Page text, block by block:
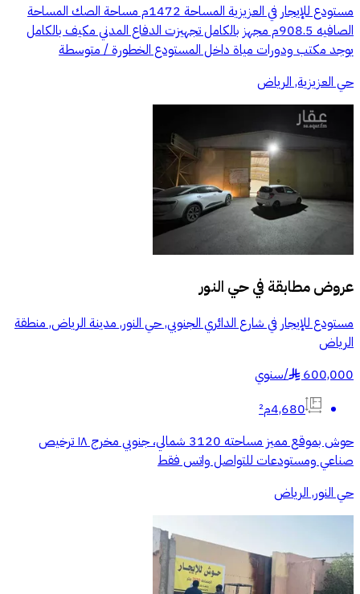
مستودع للإيجار في العزيزية المساحة 1472م مساحة الصك المساحة
الصافيه 908.5م مجهز بالكامل تجهيزت الدفاع المدني مكيف بالكامل
يوجد مكتب ودورات مياة داخل المستودع الخطورة / متوسطة
حي العزيزية, الرياض
عروض مطابقة فيحي النور
مستودع للإيجار في شارع الدائري الجنوبي, حي النور, مدينة الرياض, منطقة
الرياض
600,000
§
/سنوي
4,680م²
حوش بموقع مميز مساحته 3120 شمالي، جنوبي مخرج ١٨ ترخيص
صناعي ومستودعات للتواصل واتس فقط
حي النور, الرياض